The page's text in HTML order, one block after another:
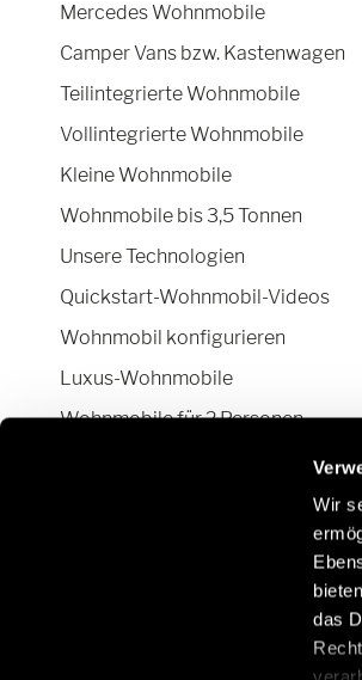
Wir
das
Mercedes Wohnmobile
Camper Vans bzw. Kastenwagen
Teilintegrierte Wohnmobile
Vollintegrierte Wohnmobile
Kleine Wohnmobile
Wohnmobile bis 3,5 Tonnen
Unsere Technologien
Quickstart-Wohnmobil-Videos
Wohnmobil konfigurieren
Luxus-Wohnmobile
Wohnmobile für 2 Personen
Bleiben Sie mit uns über soziale